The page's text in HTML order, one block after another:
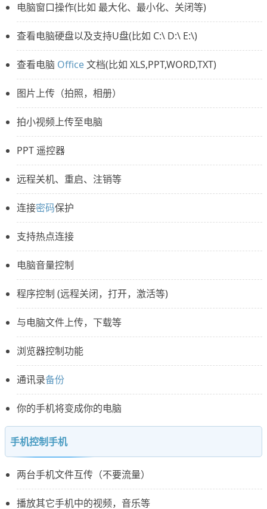
电脑窗口操作(比如 最大化、最小化、关闭等)
查看电脑硬盘以及支持U盘(比如 C:\ D:\ E:\)
查看电脑 Office文档(比如 XLS,PPT,WORD,TXT)
图片上传（拍照，相册）
拍小视频上传至电脑
PPT 遥控器
远程关机、重启、注销等
连接密码保护
支持热点连接
电脑音量控制
程序控制 (远程关闭，打开，激活等)
与电脑文件上传，下载等
浏览器控制功能
通讯录备份
你的手机将变成你的电脑
手机控制手机
两台手机文件互传（不要流量）
播放其它手机中的视频，音乐等